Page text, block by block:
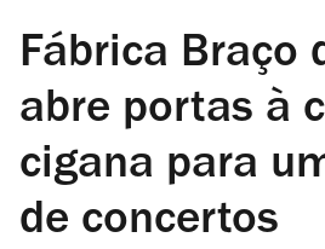
Fábrica Braço
abre portas à
cigana para
de concertos